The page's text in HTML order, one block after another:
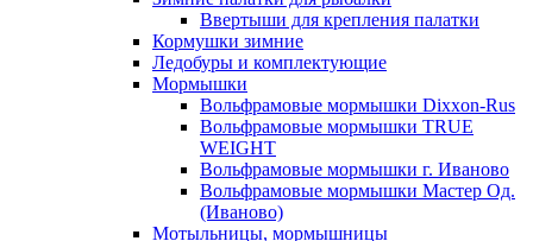
Ввертыши для крепления палатки
Кормушки зимние
Ледобуры и комплектующие
Мормышки
Вольфрамовые мормышки Dixxon-Rus
Вольфрамовые мормышки TRUE
WEIGHT
Вольфрамовые мормышки г. Иваново
Вольфрамовые мормышки Мастер Од.
(Иваново)
Мотыльницы, мормышницы